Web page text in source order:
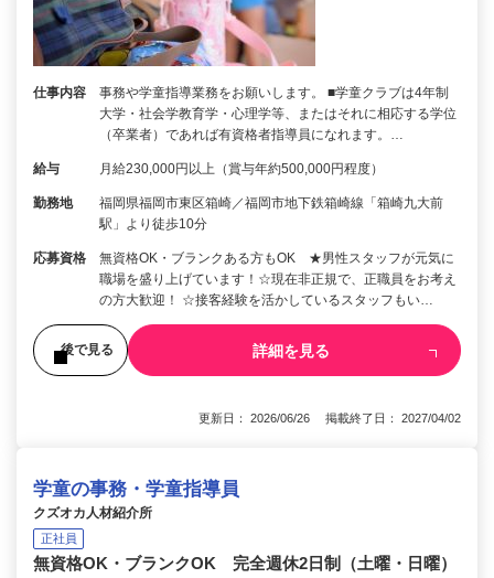
仕事内容
事務や学童指導業務をお願いします。 ■学童クラブは4年制
大学・社会学教育学・心理学等、またはそれに相応する学位
（卒業者）であれば有資格者指導員になれます。…
給与 月給230,000円以上（賞与年約500,000円程度）
勤務地
福岡県福岡市東区箱崎／福岡市地下鉄箱崎線「箱崎九大前
駅」より徒歩10分
応募資格
無資格OK・ブランクある方もOK ★男性スタッフが元気に
職場を盛り上げています！☆現在非正規で、正職員をお考え
の方大歓迎！ ☆接客経験を活かしているスタッフもい…
後で見る 詳細を見る
更新日： 2026/06/26 掲載終了日： 2027/04/02
学童の事務・学童指導員
クズオカ人材紹介所
正社員
無資格OK・ブランクOK 完全週休2日制（土曜・日曜）